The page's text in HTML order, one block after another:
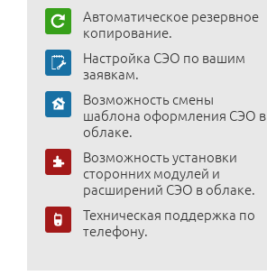
Автоматическое резервное
копирование.
Настройка СЭО по вашим
заявкам.
Возможность смены
шаблона оформления СЭО в
облаке.
Возможность установки
сторонних модулей и
расширений СЭО в облаке.
Техническая поддержка по
телефону.